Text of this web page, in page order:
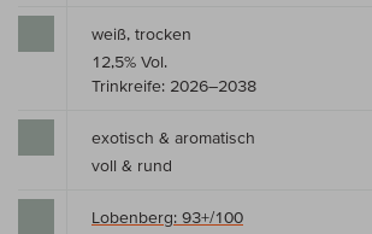
weiß, trocken
12,5% Vol.
Trinkreife: 2026–2038
exotisch & aromatisch
voll & rund
Lobenberg: 93+/100